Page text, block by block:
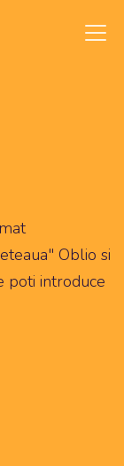
Oblio si
poti introduce